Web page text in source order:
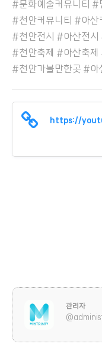
#문화예술커뮤니티 #
#천안커뮤니티 #아산
#천안전시 #아산전
#천안축제 #아산축
#천안가볼만한곳 #아
관리자